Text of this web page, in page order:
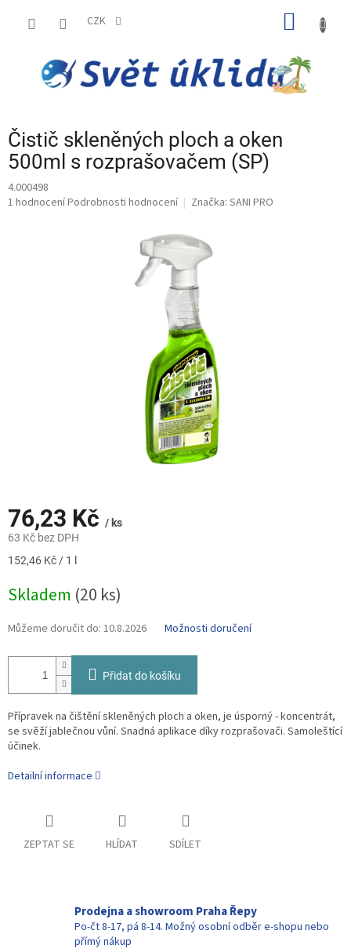
CZK
Čistič skleněných ploch a oken
500ml s rozprašovačem (SP)
4.000498
Průměrné
1 hodnoceníPodrobnosti hodnocení Značka: SANI PRO
76,23 Kč / ks
63 Kč bez DPH
Měrná
152,46 Kč / 1 l
Skladem (20 ks)
Můžeme doručit do: 10.8.2026 Možnosti doručení
Přidat do košíku
Přípravek na čištění skleněných ploch a oken, je úsporný - koncentrát,
se svěží jablečnou vůní. Snadná aplikace díky rozprašovači. Samoleštící
účinek.
Detailní informace
ZEPTAT SE HLÍDAT SDÍLET
Prodejna a showroom Praha Řepy
Po-čt 8-17, pá 8-14. Možný osobní odběr e-shopu nebo
přímý nákup